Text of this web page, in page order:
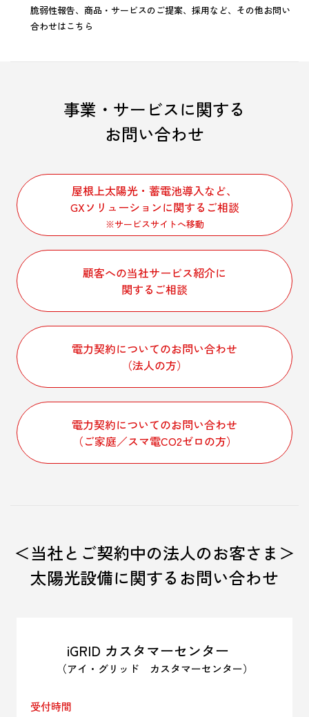
脆弱性報告、商品・サービスのご提案、採用など、その他お問い
合わせはこちら
事業・サービスに関する
お問い合わせ
屋根上太陽光・蓄電池導入など、
GXソリューションに関するご相談
※サービスサイトへ移動
顧客への当社サービス紹介に
関するご相談
電力契約についてのお問い合わせ
（法人の方）
電力契約についてのお問い合わせ
（ご家庭／スマ電CO2ゼロの方）
＜当社とご契約中の法人のお客さま＞
太陽光設備に関するお問い合わせ
iGRID カスタマーセンター
（アイ・グリッド カスタマーセンター）
受付時間